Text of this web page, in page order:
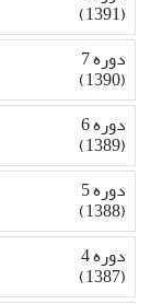
(1391)
دوره 7
(1390)
دوره 6
(1389)
دوره 5
(1388)
دوره 4
(1387)